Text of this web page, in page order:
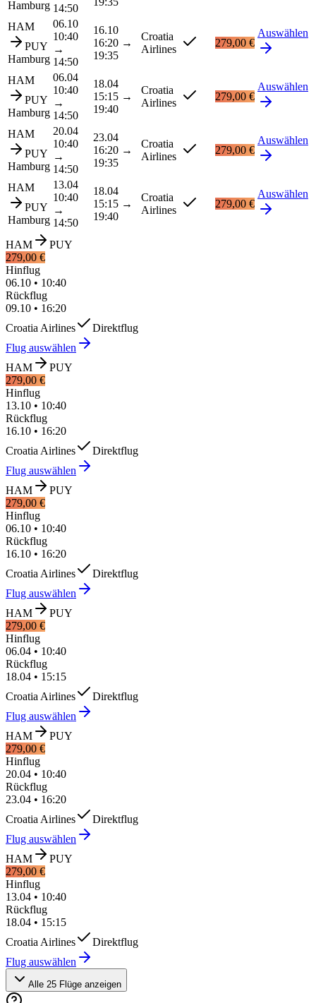
Hamburg 14:50
HAM
PUY
Hamburg
06.10
10:40
→
14:50
16.10
16:20 →
19:35
Croatia
Airlines
279,00 €
Auswählen
HAM
PUY
Hamburg
06.04
10:40
→
14:50
18.04
15:15 →
19:40
Croatia
Airlines
279,00 €
Auswählen
HAM
PUY
Hamburg
20.04
10:40
→
14:50
23.04
16:20 →
19:35
Croatia
Airlines
279,00 €
Auswählen
HAM
PUY
Hamburg
13.04
10:40
→
14:50
18.04
15:15 →
19:40
Croatia
Airlines
279,00 €
Auswählen
HAM
PUY
279,00 €
Hinflug
06.10 • 10:40
Rückflug
09.10 • 16:20
Croatia Airlines
Direktflug
Flug auswählen
HAM
PUY
279,00 €
Hinflug
13.10 • 10:40
Rückflug
16.10 • 16:20
Croatia Airlines
Direktflug
Flug auswählen
HAM
PUY
279,00 €
Hinflug
06.10 • 10:40
Rückflug
16.10 • 16:20
Croatia Airlines
Direktflug
Flug auswählen
HAM
PUY
279,00 €
Hinflug
06.04 • 10:40
Rückflug
18.04 • 15:15
Croatia Airlines
Direktflug
Flug auswählen
HAM
PUY
279,00 €
Hinflug
20.04 • 10:40
Rückflug
23.04 • 16:20
Croatia Airlines
Direktflug
Flug auswählen
HAM
PUY
279,00 €
Hinflug
13.04 • 10:40
Rückflug
18.04 • 15:15
Croatia Airlines
Direktflug
Flug auswählen
Alle 25 Flüge anzeigen